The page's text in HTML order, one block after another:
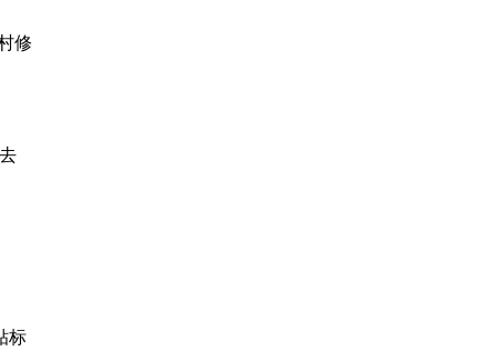
修
标